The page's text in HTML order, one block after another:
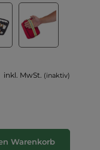
inkl. MwSt. (inaktiv)
oder benutze die
Warenkorb